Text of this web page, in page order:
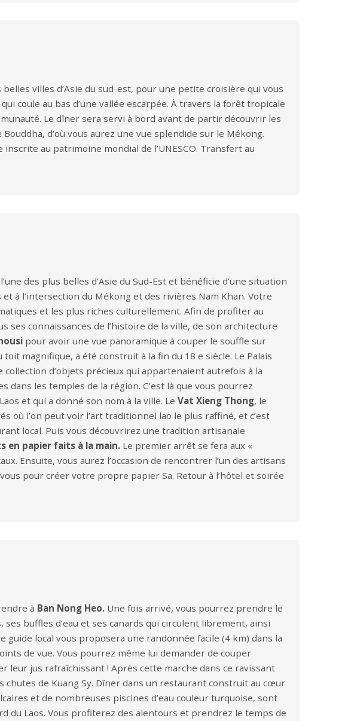
belles villes d’Asie du sud-est, pour une petite croisière qui vous
coule au bas d’une vallée escarpée. À travers la forêt tropicale
Le dîner sera servi à bord avant de partir découvrir les
d’où vous aurez une vue splendide sur le Mékong.
au patrimoine mondial de l’UNESCO. Transfert au
des plus belles d’Asie du Sud-Est et bénéficie d’une situation
à l’intersection du Mékong et des rivières Nam Khan. Votre
et les plus riches culturellement. Afin de profiter au
connaissances de l’histoire de la ville, de son architecture
pour avoir une vue panoramique à couper le souffle sur
magnifique, a été construit à la fin du 18 e siècle. Le Palais
collection d’objets précieux qui appartenaient autrefois à la
les temples de la région. C’est là que vous pourrez
et qui a donné son nom à la ville. Le Vat Xieng Thong, le
où l’on peut voir l’art traditionnel lao le plus raffiné, et c’est
local. Puis vous découvrirez une tradition artisanale
en papier faits à la main. Le premier arrêt se fera aux «
Ensuite, vous aurez l’occasion de rencontrer l’un des artisans
pour créer votre propre papier Sa. Retour à l’hôtel et soirée
à Ban Nong Heo. Une fois arrivé, vous pourrez prendre le
buffles d’eau et ses canards qui circulent librement, ainsi
local vous proposera une randonnée facile (4 km) dans la
de vue. Vous pourrez même lui demander de couper
leur jus rafraîchissant ! Après cette marche dans ce ravissant
chutes de Kuang Sy. Dîner dans un restaurant construit au cœur
et de nombreuses piscines d’eau couleur turquoise, sont
Laos. Vous profiterez des alentours et prendrez le temps de